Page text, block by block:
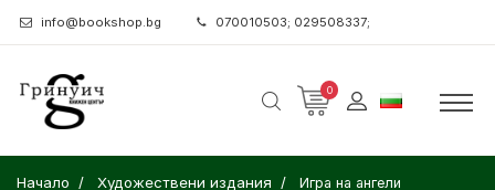
info@bookshop.bg 070010503; 029508337;
0
Начало Художествени издания Игра на ангели